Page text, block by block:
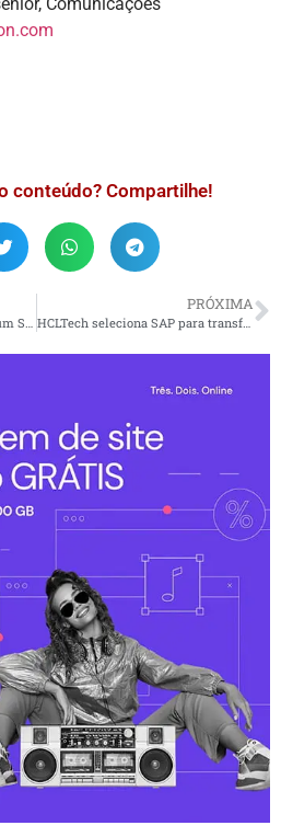
conteúdo? Compartilhe!
PRÓXIMA
HCLTech seleciona SAP para transformação de recursos humanos estratégicos